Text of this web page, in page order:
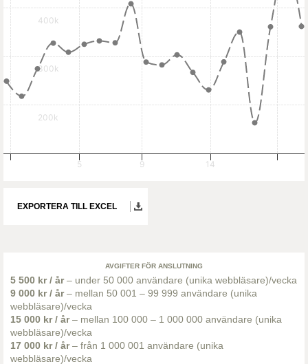
200k
300k
400k
5 9 14
EXPORTERA TILL EXCEL
AVGIFTER FÖR ANSLUTNING
5 500 kr / år– under 50 000 användare (unika webbläsare)/vecka
9 000 kr / år– mellan 50 001 – 99 999 användare (unika
webbläsare)/vecka
15 000 kr / år– mellan 100 000 – 1 000 000 användare (unika
webbläsare)/vecka
17 000 kr / år– från 1 000 001 användare (unika
webbläsare)/vecka